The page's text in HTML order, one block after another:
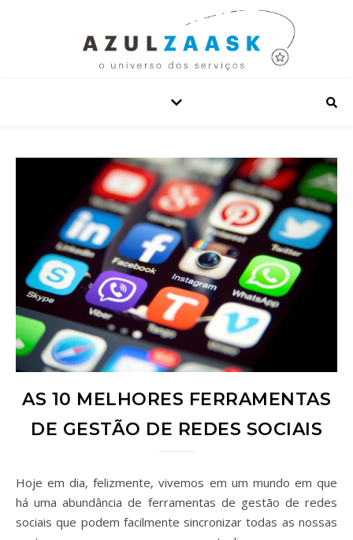
AS 10 MELHORES FERRAMENTAS
DE GESTÃO DE REDES SOCIAIS
Hoje em dia, felizmente, vivemos em um mundo em que
há uma abundância de ferramentas de gestão de redes
sociais que podem facilmente sincronizar todas as nossas